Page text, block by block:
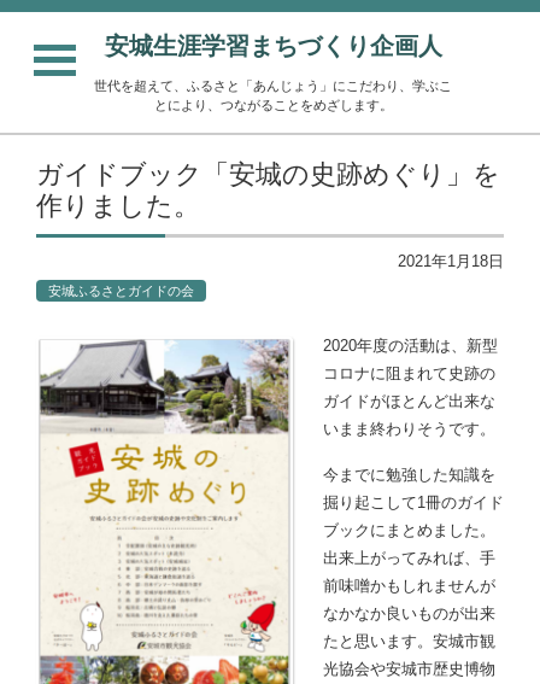
安城生涯学習まちづくり企画人
世代を超えて、ふるさと「あんじょう」にこだわり、学ぶこ
とにより、つながることをめざします。
ガイドブック「安城の史跡めぐり」を
作りました。
2021年1月18日
安城ふるさとガイドの会
2020年度の活動は、新型
コロナに阻まれて史跡の
ガイドがほとんど出来な
いまま終わりそうです。
今までに勉強した知識を
掘り起こして1冊のガイド
ブックにまとめました。
出来上がってみれば、手
前味噌かもしれませんが
なかなか良いものが出来
たと思います。安城市観
光協会や安城市歴史博物